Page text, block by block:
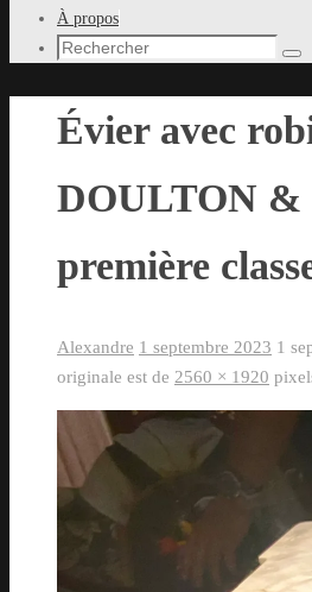
À propos
Recherche
Évier avec
DOULTON &
première
Alexandre 1 septembre 2023 1
originale est de 2560 × 1920